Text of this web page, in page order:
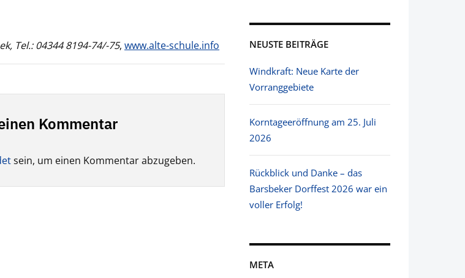
Tel.: 04344 8194-74/-75, www.alte-schule.info
Kommentar
sein, um einen Kommentar abzugeben.
NEUSTE BEITRÄGE
Windkraft: Neue Karte der
Vorranggebiete
Korntageeröffnung am 25. Juli
2026
Rückblick und Danke – das
Barsbeker Dorffest 2026 war ein
voller Erfolg!
META